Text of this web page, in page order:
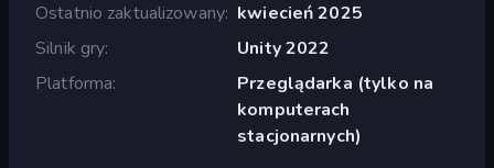
Ostatnio zaktualizowany kwiecień 2025
Silnik gry
Unity 2022
Platforma
Przeglądarka (tylko na
komputerach
stacjonarnych)